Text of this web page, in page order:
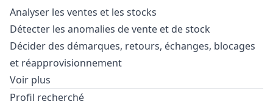
Analyser les ventes et les stocks
Détecter les anomalies de vente et de stock
Décider des démarques, retours, échanges, blocages
et réapprovisionnement
Voir plus
Profil recherché